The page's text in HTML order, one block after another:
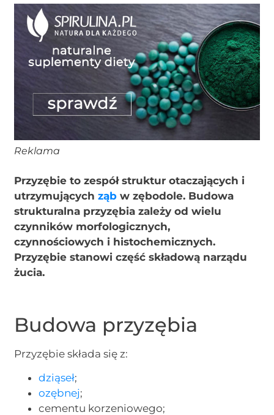
Reklama
Przyzębie to zespół struktur otaczających i
utrzymującychząb w zębodole. Budowa
strukturalna przyzębia zależy od wielu
czynników morfologicznych,
czynnościowych i histochemicznych.
Przyzębie stanowi część składową narządu
żucia.
Budowa przyzębia
Przyzębie składa się z:
dziąseł;
ozębnej;
cementu korzeniowego;